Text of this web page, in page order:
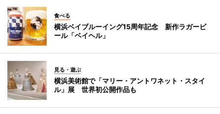
食べる
横浜ベイブルーイング15周年記念 新作ラガービ
ール「ベイヘル」
見る・遊ぶ
横浜美術館で「マリー・アントワネット・スタイ
ル」展 世界初公開作品も